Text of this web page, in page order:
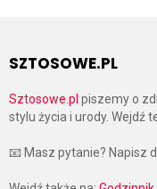
SZTOSOWE.PL
Sztosowe.pl piszemy o
stylu życia i urody. Wejdź
📧 Masz pytanie? Napisz